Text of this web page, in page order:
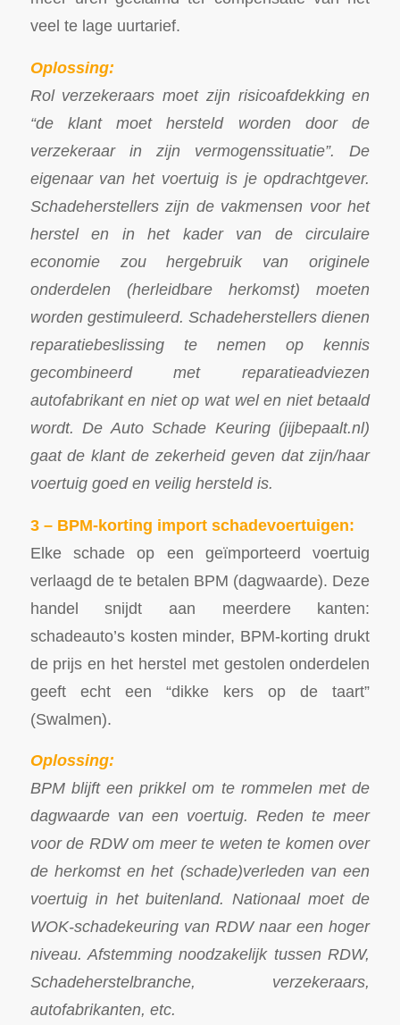
veel te lage uurtarief.
Oplossing:
Rol verzekeraars moet zijn risicoafdekking en
“de klant moet hersteld worden door de
verzekeraar in zijn vermogenssituatie”. De
eigenaar van het voertuig is je opdrachtgever.
Schadeherstellers zijn de vakmensen voor het
herstel en in het kader van de circulaire
economie zou hergebruik van originele
onderdelen (herleidbare herkomst) moeten
worden gestimuleerd. Schadeherstellers dienen
reparatiebeslissing te nemen op kennis
gecombineerd met reparatieadviezen
autofabrikant en niet op wat wel en niet betaald
wordt. De Auto Schade Keuring (jijbepaalt.nl)
gaat de klant de zekerheid geven dat zijn/haar
voertuig goed en veilig hersteld is.
3 – BPM-korting import schadevoertuigen:
Elke schade op een geïmporteerd voertuig
verlaagd de te betalen BPM (dagwaarde). Deze
handel snijdt aan meerdere kanten:
schadeauto’s kosten minder, BPM-korting drukt
de prijs en het herstel met gestolen onderdelen
geeft echt een “dikke kers op de taart”
(Swalmen).
Oplossing:
BPM blijft een prikkel om te rommelen met de
dagwaarde van een voertuig. Reden te meer
voor de RDW om meer te weten te komen over
de herkomst en het (schade)verleden van een
voertuig in het buitenland. Nationaal moet de
WOK-schadekeuring van RDW naar een hoger
niveau. Afstemming noodzakelijk tussen RDW,
Schadeherstelbranche, verzekeraars,
autofabrikanten, etc.